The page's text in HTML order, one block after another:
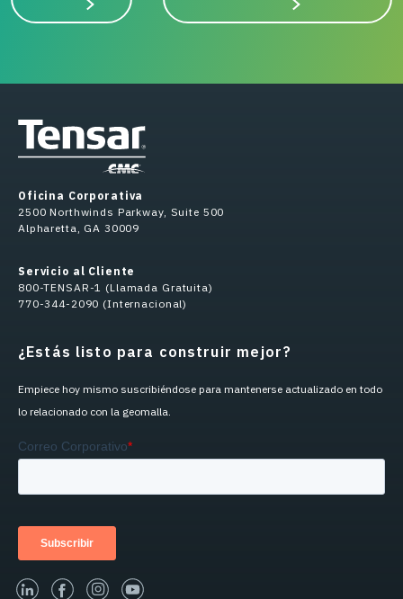
Oficina Corporativa
2500 Northwinds Parkway, Suite 500
Alpharetta, GA 30009
Servicio al Cliente
800-TENSAR-1 (Llamada Gratuita)
770-344-2090 (Internacional)
¿Estás listo para construir mejor?
Empiece hoy mismo suscribiéndose para mantenerse actualizado en todo
lo relacionado con la geomalla.
linked-infacebook
instagram
youtube